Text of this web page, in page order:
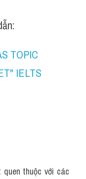
TOPIC
IELTS
thuộc với các